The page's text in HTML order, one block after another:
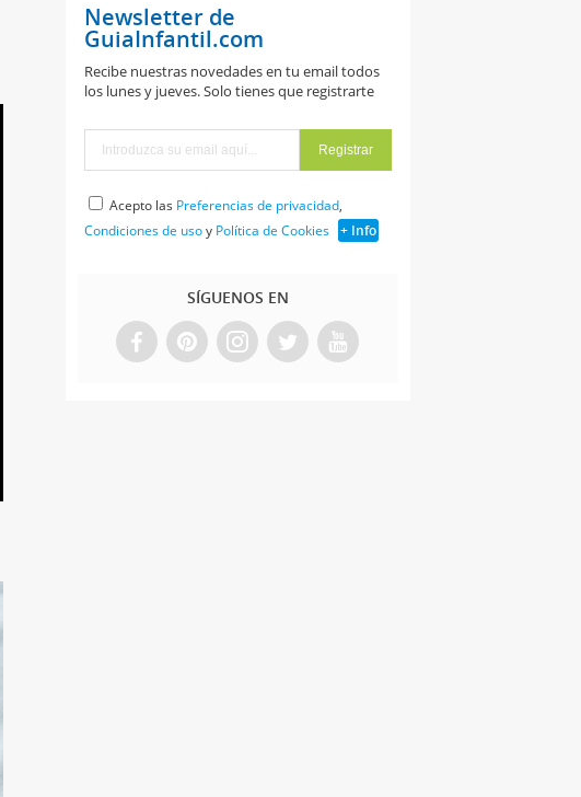
Newsletter de
GuiaInfantil.com
Recibe nuestras novedades en tu email todos
los lunes y jueves. Solo tienes que registrarte
Acepto las Preferencias de privacidad,
Condiciones de usoy Política de Cookies + Info
SÍGUENOS EN